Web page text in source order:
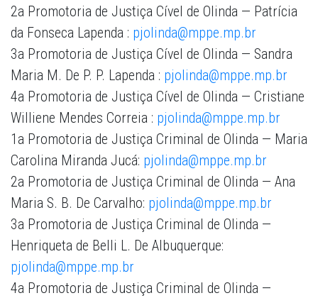
2a Promotoria de Justiça Cível de Olinda — Patrícia
da Fonseca Lapenda : pjolinda@mppe.mp.br
3a Promotoria de Justiça Cível de Olinda — Sandra
Maria M. De P. P. Lapenda : pjolinda@mppe.mp.br
4a Promotoria de Justiça Cível de Olinda — Cristiane
Williene Mendes Correia : pjolinda@mppe.mp.br
1a Promotoria de Justiça Criminal de Olinda — Maria
Carolina Miranda Jucá: pjolinda@mppe.mp.br
2a Promotoria de Justiça Criminal de Olinda — Ana
Maria S. B. De Carvalho: pjolinda@mppe.mp.br
3a Promotoria de Justiça Criminal de Olinda —
Henriqueta de Belli L. De Albuquerque:
pjolinda@mppe.mp.br
4a Promotoria de Justiça Criminal de Olinda —